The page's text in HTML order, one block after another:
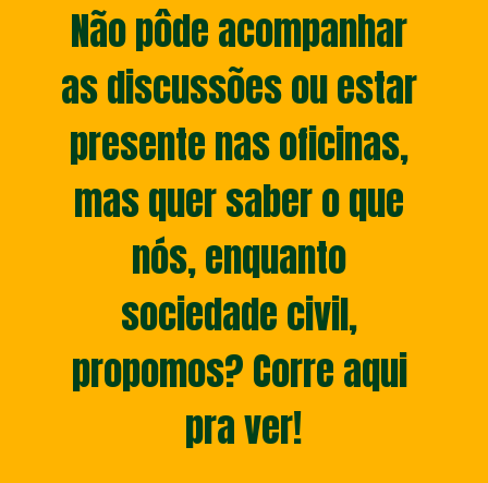
Não pôde acompanhar
as discussões ou estar
presente nas oficinas,
mas quer saber o que
nós, enquanto
sociedade civil,
propomos? Corre aqui
pra ver!